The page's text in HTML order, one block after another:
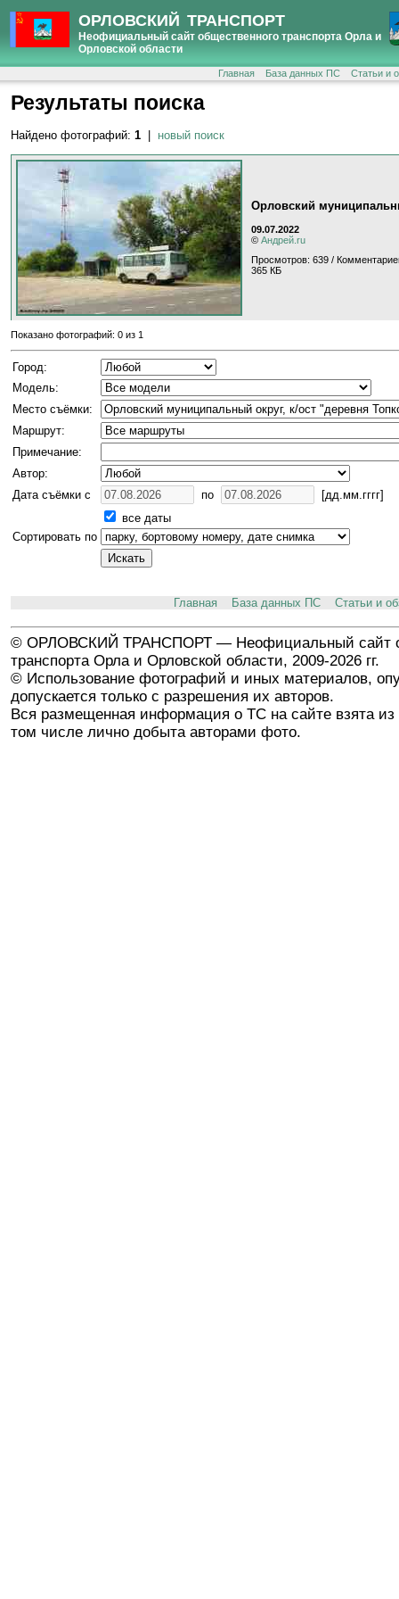
ОРЛОВСКИЙ ТРАНСПОРТ
Неофициальный сайт общественного транспорта Орла и
Орловской области
Главная База данных ПС Статьи и
Результаты поиска
Найдено фотографий: 1 новый поиск
Орловский
09.07.2022
© Андрей.ru
Просмотров: 639 /
365 КБ
Показано фотографий: 0 из 1
Город:
Модель:
Место съёмки:
Маршрут:
Примечание:
Автор:
Дата съёмки с
по
[дд.мм.гггг]
все даты
Сортировать по
Главная База данных ПС Статьи и
© ОРЛОВСКИЙ ТРАНСПОРТ — Неофициальный сайт
транспорта Орла и Орловской области, 2009-2026 гг.
© Использование фотографий и иных материалов,
допускается только с разрешения их авторов.
Вся размещенная информация о ТС на сайте взята из
том числе лично добыта авторами фото.